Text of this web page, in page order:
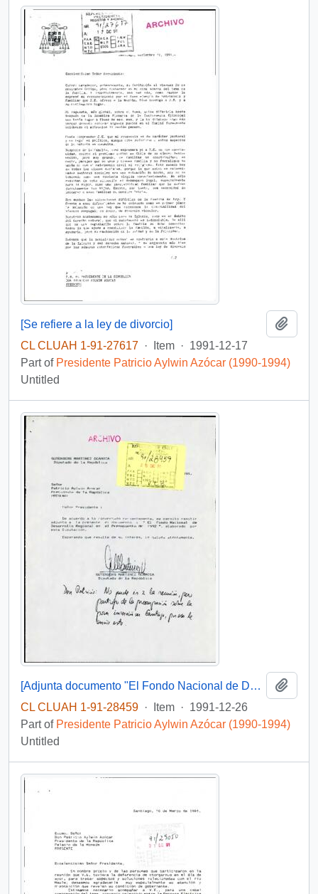
[Se refiere a la ley de divorcio]
CL CLUAH 1-91-27617 · Item · 1991-12-17
Part of Presidente Patricio Aylwin Azócar (1990-1994)
Untitled
[Adjunta documento "El Fondo Nacional de Desarrollo Regional en el Presupuesto de 1992"]
CL CLUAH 1-91-28459 · Item · 1991-12-26
Part of Presidente Patricio Aylwin Azócar (1990-1994)
Untitled